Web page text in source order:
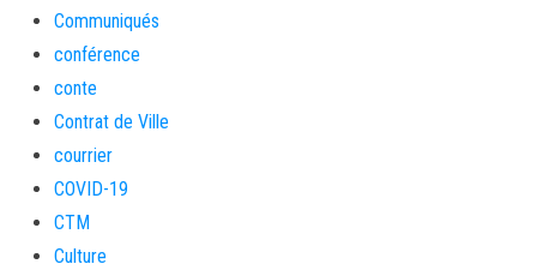
Communiqués
conférence
conte
Contrat de Ville
courrier
COVID-19
CTM
Culture